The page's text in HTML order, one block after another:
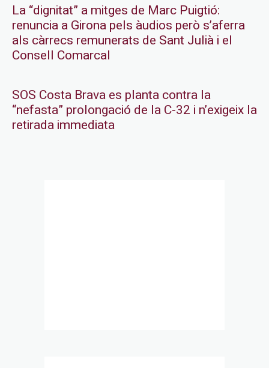
La “dignitat” a mitges de Marc Puigtió:
renuncia a Girona pels àudios però s’aferra
als càrrecs remunerats de Sant Julià i el
Consell Comarcal
SOS Costa Brava es planta contra la
“nefasta” prolongació de la C-32 i n’exigeix la
retirada immediata